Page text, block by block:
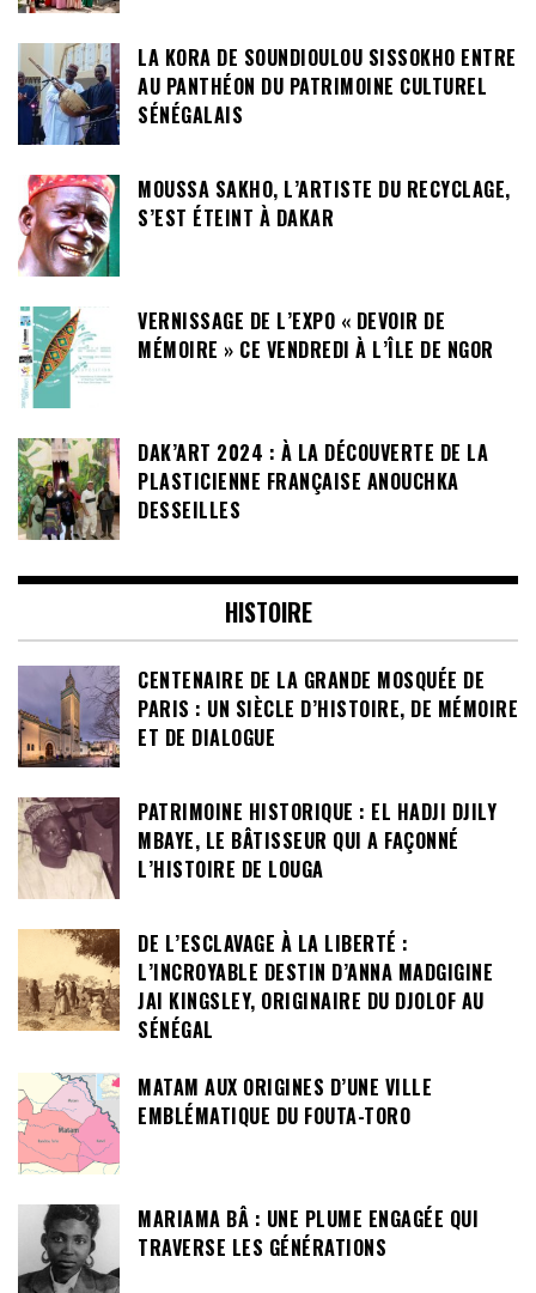
LA KORA DE SOUNDIOULOU SISSOKHO ENTRE
AU PANTHÉON DU PATRIMOINE CULTUREL
SÉNÉGALAIS
MOUSSA SAKHO, L’ARTISTE DU RECYCLAGE,
S’EST ÉTEINT À DAKAR
VERNISSAGE DE L’EXPO « DEVOIR DE
MÉMOIRE » CE VENDREDI À L’ÎLE DE NGOR
DAK’ART 2024 : À LA DÉCOUVERTE DE LA
PLASTICIENNE FRANÇAISE ANOUCHKA
DESSEILLES
HISTOIRE
CENTENAIRE DE LA GRANDE MOSQUÉE DE
PARIS : UN SIÈCLE D’HISTOIRE, DE MÉMOIRE
ET DE DIALOGUE
PATRIMOINE HISTORIQUE : EL HADJI DJILY
MBAYE, LE BÂTISSEUR QUI A FAÇONNÉ
L’HISTOIRE DE LOUGA
DE L’ESCLAVAGE À LA LIBERTÉ :
L’INCROYABLE DESTIN D’ANNA MADGIGINE
JAI KINGSLEY, ORIGINAIRE DU DJOLOF AU
SÉNÉGAL
MATAM AUX ORIGINES D’UNE VILLE
EMBLÉMATIQUE DU FOUTA-TORO
MARIAMA BÂ : UNE PLUME ENGAGÉE QUI
TRAVERSE LES GÉNÉRATIONS